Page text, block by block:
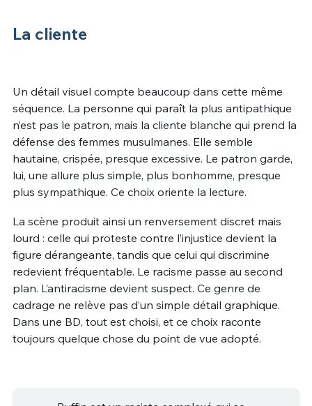
La cliente
Un détail visuel compte beaucoup dans cette même
séquence. La personne qui paraît la plus antipathique
n’est pas le patron, mais la cliente blanche qui prend la
défense des femmes musulmanes. Elle semble
hautaine, crispée, presque excessive. Le patron garde,
lui, une allure plus simple, plus bonhomme, presque
plus sympathique. Ce choix oriente la lecture.
La scène produit ainsi un renversement discret mais
lourd : celle qui proteste contre l’injustice devient la
figure dérangeante, tandis que celui qui discrimine
redevient fréquentable. Le racisme passe au second
plan. L’antiracisme devient suspect. Ce genre de
cadrage ne relève pas d’un simple détail graphique.
Dans une BD, tout est choisi, et ce choix raconte
toujours quelque chose du point de vue adopté.